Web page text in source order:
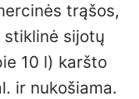
trąšos,
sijotų
10 l) karšto
ir nukošiama.